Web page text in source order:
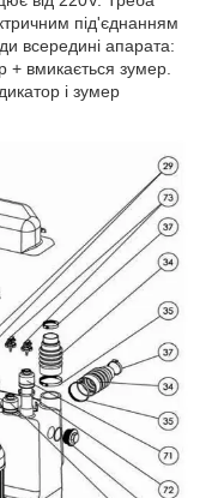
під'єднанням
всередині апарата:
+ вмикається зумер.
і зумер